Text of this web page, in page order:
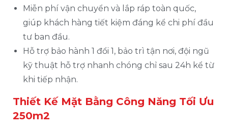
Miễn phí vận chuyển và lắp ráp toàn quốc,
giúp khách hàng tiết kiệm đáng kể chi phí đầu
tư ban đầu.
Hỗ trợ bảo hành 1 đổi 1, bảo trì tận nơi, đội ngũ
kỹ thuật hỗ trợ nhanh chóng chỉ sau 24h kể từ
khi tiếp nhận.
Thiết Kế Mặt Bằng Công Năng Tối Ưu
250m2